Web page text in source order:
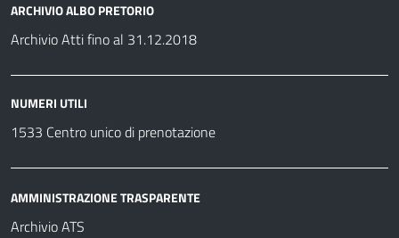
ARCHIVIO ALBO PRETORIO
Archivio Atti fino al 31.12.2018
NUMERI UTILI
1533 Centro unico di prenotazione
AMMINISTRAZIONE TRASPARENTE
Archivio ATS